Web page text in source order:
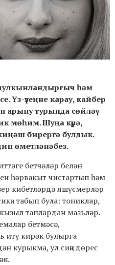
һәм
Үз-үзеңне карау, кайбер
турында сөйләү
мөһим. Шуңа күрә,
бирергә булдык.
өметләнәбез.
бетчәләр белән
һәрвакыт чистартып һәм
кибетләрдә яшүсмерләр
табып була: тониклар,
таплардан мазьләр.
бетмәсә,
итү кирәк булырга
курыкма, ул сиңа дөрес